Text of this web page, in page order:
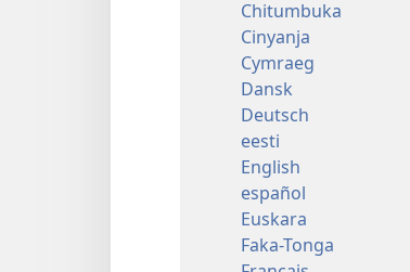
Chitumbuka
Cinyanja
Cymraeg
Dansk
Deutsch
eesti
English
español
Euskara
Faka-Tonga